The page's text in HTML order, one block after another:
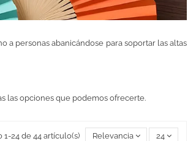
a personas abanicándose para soportar las altas
las opciones que podemos ofrecerte.
1-24 de 44 artículo(s) Relevancia 24